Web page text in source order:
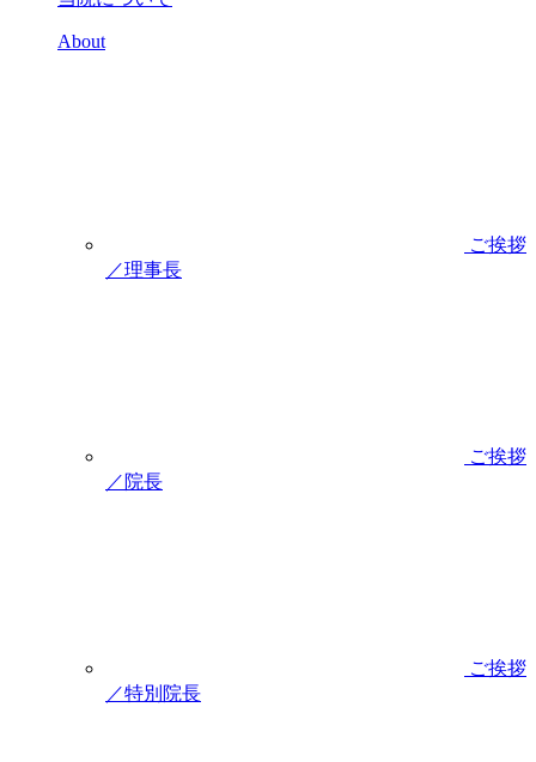
About
ご挨拶
／理事長
ご挨拶
／院長
ご挨拶
／特別院長